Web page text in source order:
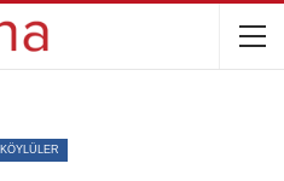
KÖYLÜLER